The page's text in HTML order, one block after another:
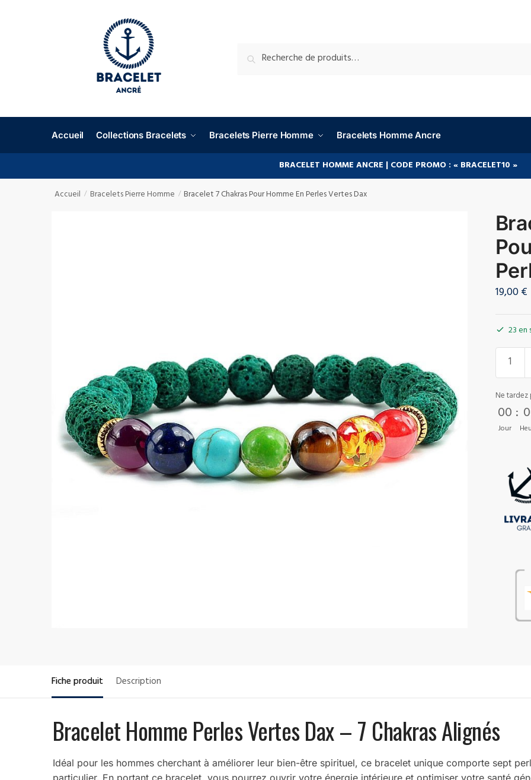
Accueil Collections Bracelets Bracelets Pierre Homme Bracelets Homme Ancre
BRACELET HOMME ANCRE | CODE PROMO : « BRACELET10 »
Accueil / Bracelets Pierre Homme / Bracelet 7 Chakras Pour Homme En Perles Vertes Dax
19,00€
23
Ne tardez
00
Jour
:
Fiche produit Description
Bracelet Homme Perles Vertes Dax – 7 Chakras Alignés
Idéal pour les hommes cherchant à améliorer leur bien-être spirituel, ce bracelet unique comporte sept